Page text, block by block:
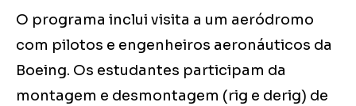
O programa inclui visita a um aeródromo
com pilotos e engenheiros aeronáuticos da
Boeing. Os estudantes participam da
montagem e desmontagem (rig e derig) de